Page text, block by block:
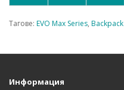
Тагове: EVO Max Series, Backpack
Информация